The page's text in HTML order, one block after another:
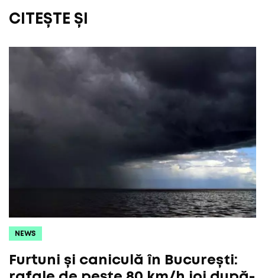
CITEȘTE ȘI
NEWS
Furtuni și caniculă în București: